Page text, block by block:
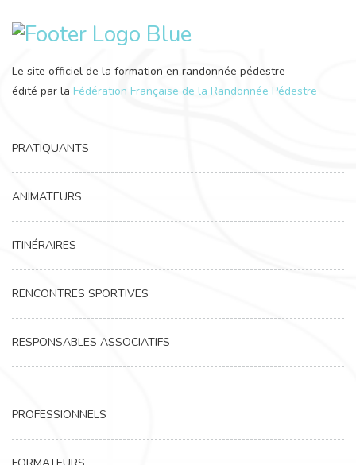
Le site officiel de la formation en randonnée pédestre
édité par la Fédération Française de la Randonnée Pédestre
PRATIQUANTS
ANIMATEURS
ITINÉRAIRES
RENCONTRES SPORTIVES
RESPONSABLES ASSOCIATIFS
PROFESSIONNELS